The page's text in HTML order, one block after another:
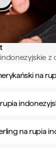
z
na
na rupia